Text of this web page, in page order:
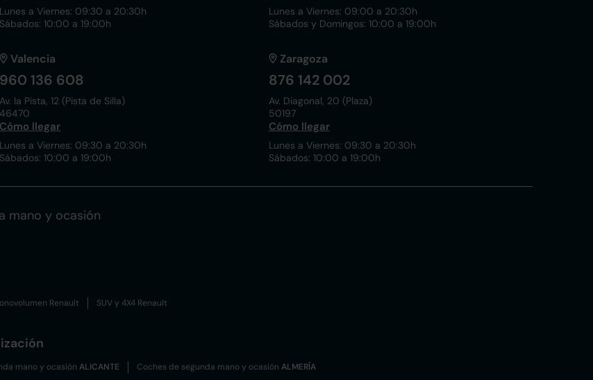
Lunes a Viernes: 09:30 a 20:30h
Sábados: 10:00 a 19:00h
Lunes a Viernes: 09:00 a 20:30h
Sábados y Domingos: 10:00 a 19:00h
Valencia
960 136 608
Av. la Pista, 12 (Pista de Silla)
46470
Cómo llegar
Lunes a Viernes: 09:30 a 20:30h
Sábados: 10:00 a 19:00h
Zaragoza
876 142 002
Av. Diagonal, 20 (Plaza)
50197
Cómo llegar
Lunes a Viernes: 09:30 a 20:30h
Sábados: 10:00 a 19:00h
mano y ocasión
Renault SUV y 4X4 Renault
mano y ocasión ALICANTE Coches de segunda mano y ocasión ALMERÍA